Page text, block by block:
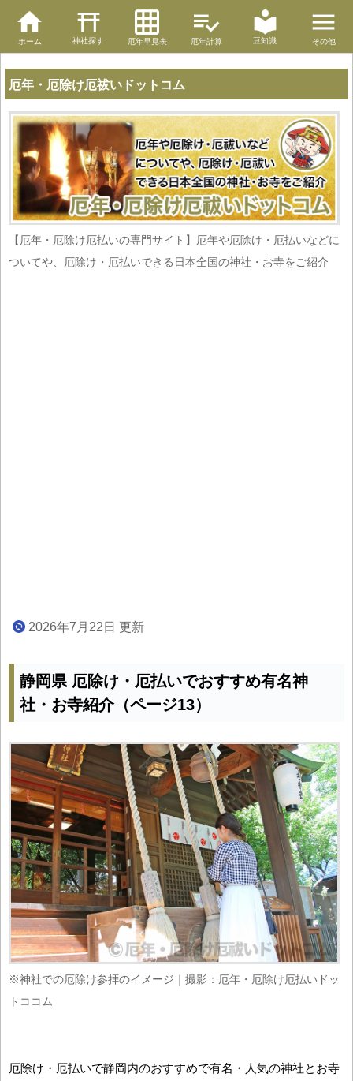
ホーム 神社探す 厄年早見表 厄年計算 豆知識 その他
厄年・厄除け厄祓いドットコム
【厄年・厄除け厄払いの専門サイト】厄年や厄除け・厄払いなどに
ついてや、厄除け・厄払いできる日本全国の神社・お寺をご紹介
2026年7月22日 更新
静岡県 厄除け・厄払いでおすすめ有名神
社・お寺紹介（ページ13）
※神社での厄除け参拝のイメージ｜撮影：厄年・厄除け厄払いドッ
トココム
厄除け・厄払いで静岡内のおすすめで有名・人気の神社とお寺